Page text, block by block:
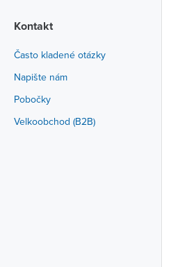
Kontakt
Často kladené otázky
Napište nám
Pobočky
Velkoobchod (B2B)